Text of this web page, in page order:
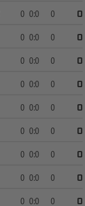
0 0:0 0
0
0 0:0 0
0
0 0:0 0
0
0 0:0 0
0
0 0:0 0
0
0 0:0 0
0
0 0:0 0
0
0 0:0 0
0
0 0:0 0
0